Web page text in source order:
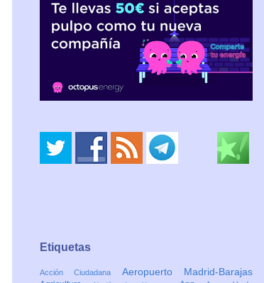
Etiquetas
Acción Ciudadana Aeropuerto Madrid-Barajas